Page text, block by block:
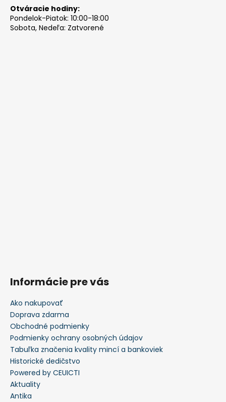
Otváracie hodiny:
Pondelok-Piatok: 10:00-18:00
Sobota, Nedeľa: Zatvorené
Informácie pre vás
Ako nakupovať
Doprava zdarma
Obchodné podmienky
Podmienky ochrany osobných údajov
Tabuľka značenia kvality mincí a bankoviek
Historické dedičstvo
Powered by CEUICTI
Aktuality
Antika